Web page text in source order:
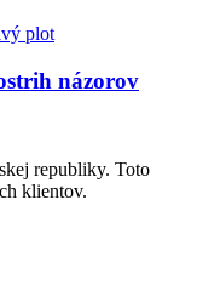
názorov
republiky. Toto
klientov.